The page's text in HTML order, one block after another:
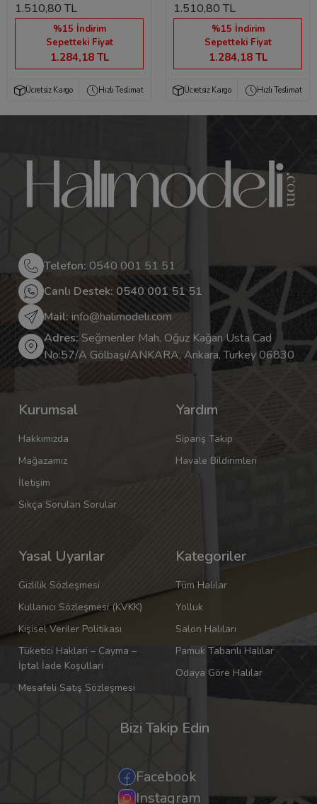
1.510,80 TL
%15 İndirim
Sepetteki Fiyat
1.284,18 TL
Ücretsiz Kargo Hızlı Teslimat
1.510,80 TL
%15 İndirim
Sepetteki Fiyat
1.284,18 TL
Ücretsiz Kargo Hızlı Teslimat
Telefon: 0540 001 51 51
Canlı Destek: 0540 001 51 51
Mail:info@halimodeli.com
Adres: Seğmenler Mah. Oğuz Kağan Usta Cad
No:57/A Gölbaşı/ANKARA, Ankara, Turkey 06830
Kurumsal
Hakkımızda
Mağazamız
İletişim
Sıkça Sorulan Sorular
Yardım
Sipariş Takip
Havale Bildirimleri
Yasal Uyarılar
Gizlilik Sözleşmesi
Kullanıcı Sözleşmesi (KVKK)
Kişisel Veriler Politikası
Tüketici Haklari – Cayma –
İptal İade Koşullari
Mesafeli Satış Sözleşmesi
Kategoriler
Tüm Halılar
Yolluk
Salon Halıları
Pamuk Tabanlı Halılar
Odaya Göre Halılar
Bizi Takip Edin
Facebook
Instagram